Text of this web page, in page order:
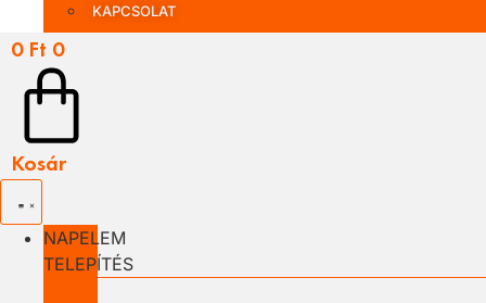
KAPCSOLAT
0 Ft 0
Kosár
NAPELEM
TELEPÍTÉS